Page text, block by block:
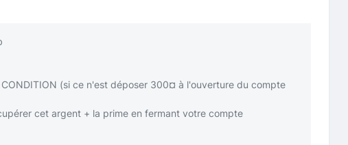
(si ce n'est déposer 300¤ à l'ouverture du compte
cet argent + la prime en fermant votre compte